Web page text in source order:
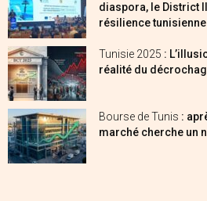
diaspora, le District
résilience tunisienne
Tunisie 2025 :
réalité du
Bourse de Tunis :
marché cherche un